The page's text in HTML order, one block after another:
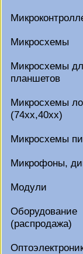
Микросхемы
Микросхемы
планшетов
Микросхемы
(74xx,40xx)
Микросхемы
Микрофоны,
Модули
Оборудование
(распродажа)